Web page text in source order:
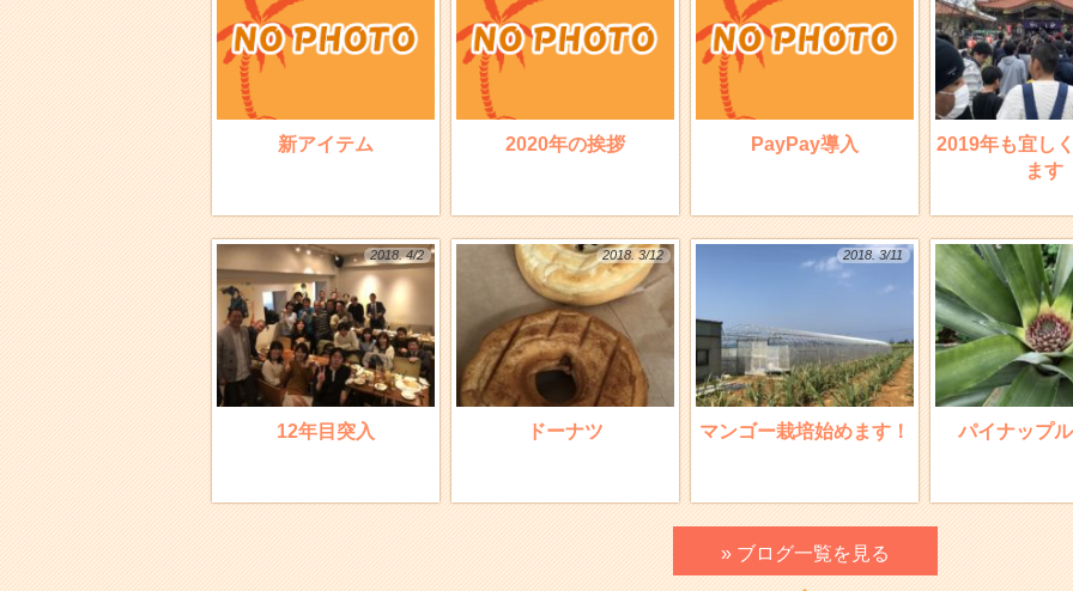
新アイテム 2020年の挨拶 PayPay導入
2019年も宜し
ます
2018. 4/2
12年目突入
2018. 3/12
ドーナツ
2018. 3/11
マンゴー栽培始めます！ パイナップ
» ブログ一覧を見る